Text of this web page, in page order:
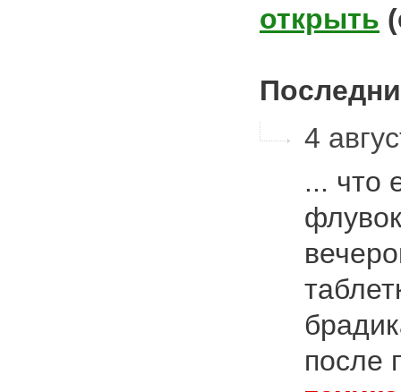
открыть
4
... что
после